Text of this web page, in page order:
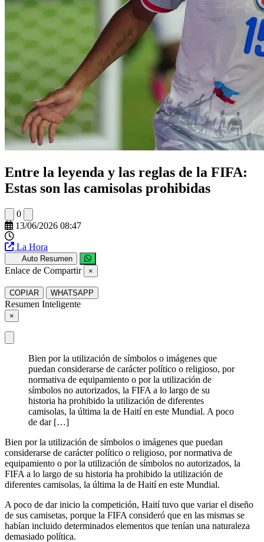
Entre la leyenda y las reglas de la FIFA:
Estas son las camisolas prohibidas
0
13/06/2026 08:47
La Hora
Auto Resumen
Enlace de Compartir ×
COPIAR WHATSAPP
Resumen Inteligente
×
Bien por la utilización de símbolos o imágenes que
puedan considerarse de carácter político o religioso, por
normativa de equipamiento o por la utilización de
símbolos no autorizados, la FIFA a lo largo de su
historia ha prohibido la utilización de diferentes
camisolas, la última la de Haití en este Mundial. A poco
de dar […]
Bien por la utilización de símbolos o imágenes que puedan
considerarse de carácter político o religioso, por normativa de
equipamiento o por la utilización de símbolos no autorizados, la
FIFA a lo largo de su historia ha prohibido la utilización de
diferentes camisolas, la última la de Haití en este Mundial.
A poco de dar inicio la competición, Haití tuvo que variar el diseño
de sus camisetas, porque la FIFA consideró que en las mismas se
habían incluido determinados elementos que tenían una naturaleza
demasiado política.